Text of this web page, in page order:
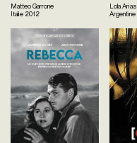
Matteo Garrone
Italie 2012
Lola Arias
Argentine